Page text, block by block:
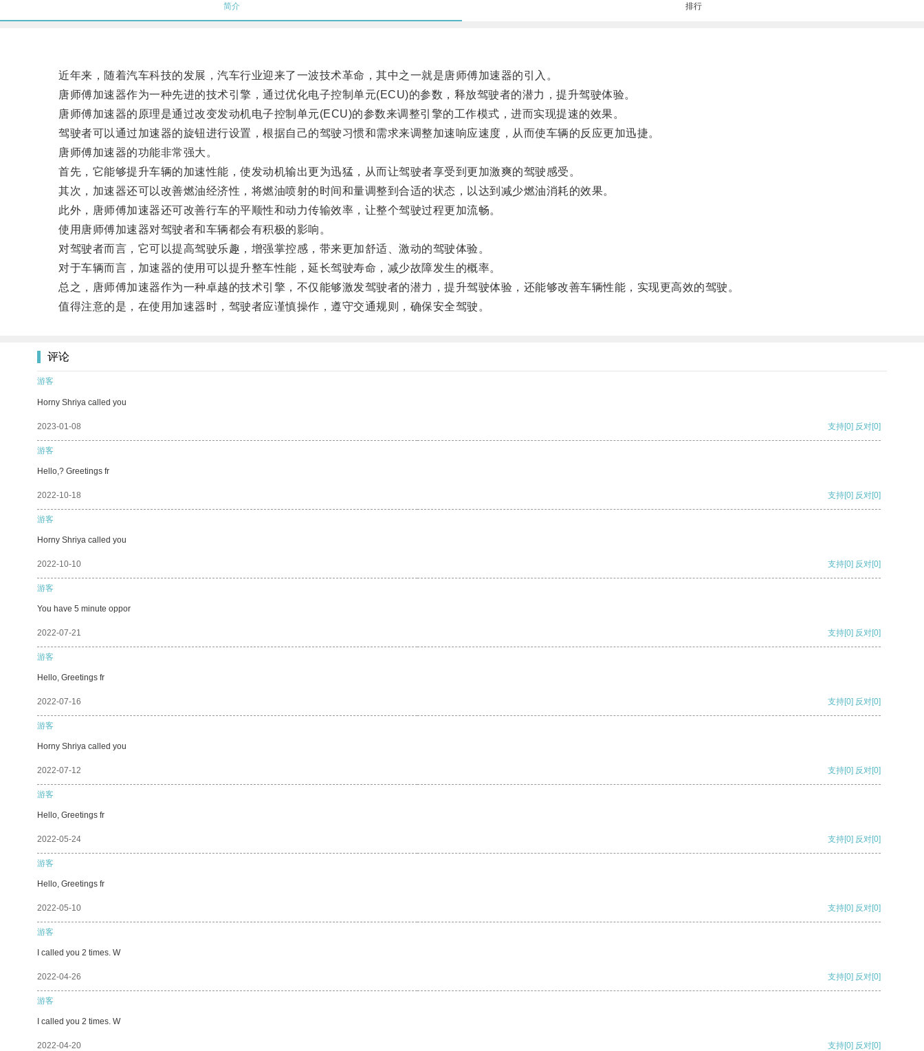
简介 排行
近年来，随着汽车科技的发展，汽车行业迎来了一波技术革命，其中之一就是唐师傅加速器的引入。
唐师傅加速器作为一种先进的技术引擎，通过优化电子控制单元(ECU)的参数，释放驾驶者的潜力，提升驾驶体验。
唐师傅加速器的原理是通过改变发动机电子控制单元(ECU)的参数来调整引擎的工作模式，进而实现提速的效果。
驾驶者可以通过加速器的旋钮进行设置，根据自己的驾驶习惯和需求来调整加速响应速度，从而使车辆的反应更加迅捷。
唐师傅加速器的功能非常强大。
首先，它能够提升车辆的加速性能，使发动机输出更为迅猛，从而让驾驶者享受到更加激爽的驾驶感受。
其次，加速器还可以改善燃油经济性，将燃油喷射的时间和量调整到合适的状态，以达到减少燃油消耗的效果。
此外，唐师傅加速器还可改善行车的平顺性和动力传输效率，让整个驾驶过程更加流畅。
使用唐师傅加速器对驾驶者和车辆都会有积极的影响。
对驾驶者而言，它可以提高驾驶乐趣，增强掌控感，带来更加舒适、激动的驾驶体验。
对于车辆而言，加速器的使用可以提升整车性能，延长驾驶寿命，减少故障发生的概率。
总之，唐师傅加速器作为一种卓越的技术引擎，不仅能够激发驾驶者的潜力，提升驾驶体验，还能够改善车辆性能，实现更高效的驾驶。
值得注意的是，在使用加速器时，驾驶者应谨慎操作，遵守交通规则，确保安全驾驶。
评论
游客
Horny Shriya called you
2023-01-08 支持[0] 反对[0]
游客
Hello,? Greetings fr
2022-10-18 支持[0] 反对[0]
游客
Horny Shriya called you
2022-10-10 支持[0] 反对[0]
游客
You have 5 minute oppor
2022-07-21 支持[0] 反对[0]
游客
Hello, Greetings fr
2022-07-16 支持[0] 反对[0]
游客
Horny Shriya called you
2022-07-12 支持[0] 反对[0]
游客
Hello, Greetings fr
2022-05-24 支持[0] 反对[0]
游客
Hello, Greetings fr
2022-05-10 支持[0] 反对[0]
游客
I called you 2 times. W
2022-04-26 支持[0] 反对[0]
游客
I called you 2 times. W
2022-04-20 支持[0] 反对[0]